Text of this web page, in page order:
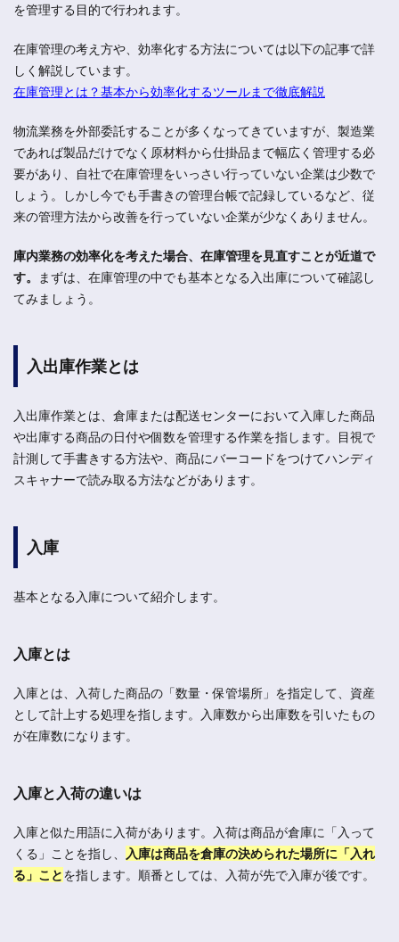
を管理する目的で行われます。
在庫管理の考え方や、効率化する方法については以下の記事で詳
しく解説しています。
在庫管理とは？基本から効率化するツールまで徹底解説
物流業務を外部委託することが多くなってきていますが、製造業
であれば製品だけでなく原材料から仕掛品まで幅広く管理する必
要があり、自社で在庫管理をいっさい行っていない企業は少数で
しょう。しかし今でも手書きの管理台帳で記録しているなど、従
来の管理方法から改善を行っていない企業が少なくありません。
庫内業務の効率化を考えた場合、在庫管理を見直すことが近道で
す。
まずは、在庫管理の中でも基本となる入出庫について確認し
てみましょう。
入出庫作業とは
入出庫作業とは、倉庫または配送センターにおいて入庫した商品
や出庫する商品の日付や個数を管理する作業を指します。目視で
計測して手書きする方法や、商品にバーコードをつけてハンディ
スキャナーで読み取る方法などがあります。
入庫
基本となる入庫について紹介します。
入庫とは
入庫とは、入荷した商品の「数量・保管場所」を指定して、資産
として計上する処理を指します。入庫数から出庫数を引いたもの
が在庫数になります。
入庫と入荷の違いは
入庫と似た用語に入荷があります。入荷は商品が倉庫に「入って
くる」ことを指し、
入庫は商品を倉庫の決められた場所に「入れ
る」ことを指します。順番としては、入荷が先で入庫が後です。